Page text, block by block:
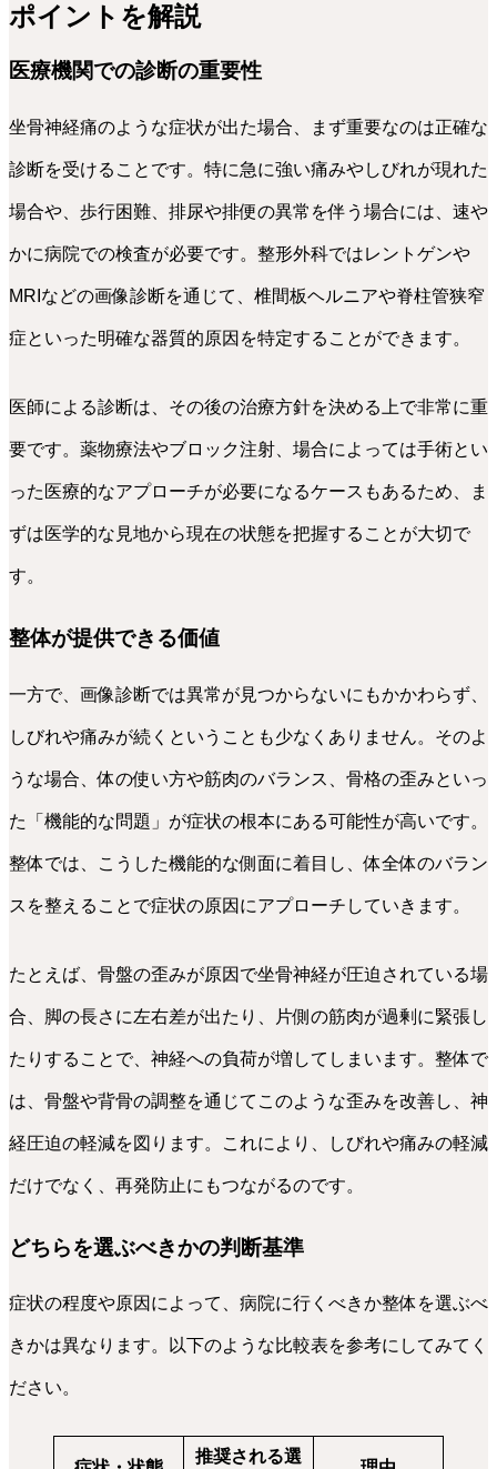
ポイントを解説
医療機関での診断の重要性
坐骨神経痛のような症状が出た場合、まず重要なのは正確な
診断を受けることです。特に急に強い痛みやしびれが現れた
場合や、歩行困難、排尿や排便の異常を伴う場合には、速や
かに病院での検査が必要です。整形外科ではレントゲンや
MRIなどの画像診断を通じて、椎間板ヘルニアや脊柱管狭窄
症といった明確な器質的原因を特定することができます。
医師による診断は、その後の治療方針を決める上で非常に重
要です。薬物療法やブロック注射、場合によっては手術とい
った医療的なアプローチが必要になるケースもあるため、ま
ずは医学的な見地から現在の状態を把握することが大切で
す。
整体が提供できる価値
一方で、画像診断では異常が見つからないにもかかわらず、
しびれや痛みが続くということも少なくありません。そのよ
うな場合、体の使い方や筋肉のバランス、骨格の歪みといっ
た「機能的な問題」が症状の根本にある可能性が高いです。
整体では、こうした機能的な側面に着目し、体全体のバラン
スを整えることで症状の原因にアプローチしていきます。
たとえば、骨盤の歪みが原因で坐骨神経が圧迫されている場
合、脚の長さに左右差が出たり、片側の筋肉が過剰に緊張し
たりすることで、神経への負荷が増してしまいます。整体で
は、骨盤や背骨の調整を通じてこのような歪みを改善し、神
経圧迫の軽減を図ります。これにより、しびれや痛みの軽減
だけでなく、再発防止にもつながるのです。
どちらを選ぶべきかの判断基準
症状の程度や原因によって、病院に行くべきか整体を選ぶべ
きかは異なります。以下のような比較表を参考にしてみてく
ださい。
推奨される選